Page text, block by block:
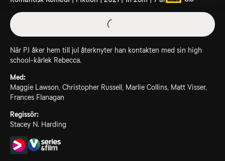
När PJ åker hem till jul återknyter han kontakten med sin high
school-kärlek Rebecca.
Med:
Maggie Lawson, Christopher Russell, Marlie Collins, Matt Visser,
Frances Flanagan
Regissör:
Stacey N. Harding